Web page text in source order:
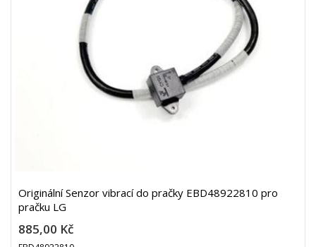
Originální Senzor vibrací do pračky EBD48922810 pro
pračku LG
885,00 Kč